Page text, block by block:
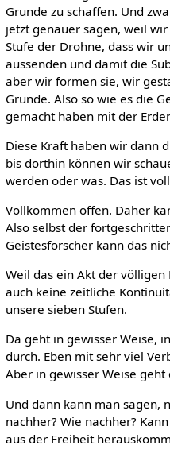
Grunde zu schaffen. Und
jetzt genauer sagen, weil
Stufe der Drohne, dass wir
aussenden und damit die
aber wir formen sie, wir
Grunde. Also so wie es die
gemacht haben mit der
Diese Kraft haben wir dann
bis dorthin können wir
werden oder was. Das ist
Vollkommen offen. Daher
Also selbst der
Geistesforscher kann das
Weil das ein Akt der
auch keine zeitliche
unsere sieben Stufen.
Da geht in gewisser Weise,
durch. Eben mit sehr viel
Aber in gewisser Weise geht
Und dann kann man sagen,
nachher? Wie nachher?
aus der Freiheit